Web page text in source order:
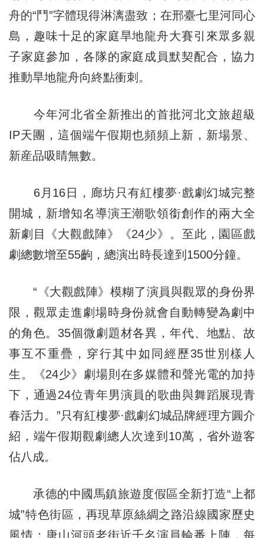
舟的“鬥”字體現得淋漓盡致；在邢臺七里河同心
島，趣味十足的家庭旱地龍舟大賽引來眾多親
子家庭參加，各隊的家庭成員默契配合，協力
推動旱地龍舟向終點衝刺。
今年河北省全新推出的首批河北文旅超級
IP天團，這個端午假期也頻頻上新，新場景、
新産品吸睛無數。
6月16日，廊坊只有紅樓夢·戲劇幻城完整
開城，新增知名導演王潮歌領銜創作的兩大全
新劇目《大觀戲陣》《24少》。至此，園區戲
劇總數增至55齣，總演出時長達到1500分鐘。
“《大觀戲陣》模糊了演員與觀眾的身份界
限，觀眾走進劇場時身份就會自動轉變為劇中
的角色。35個微劇題材各異，年代、地點、故
事互不重疊，穿行其中如同經歷35世別樣人
生。《24少》劇場則在多媒體和聲光電的加持
下，通過24位青年男演員的歌曲與舞蹈展現青
春活力。”只有紅樓夢·戲劇幻城品牌經理方圓介
紹，端午假期觀劇總人次達到10萬，省外遊客
佔八成。
承德的中國馬鎮旅遊度假區全新打造“上都
城”特色街區，再現草原絲綢之路沿線國家歷史
風情；唐山河頭老街近千名演員輪番上陣，每